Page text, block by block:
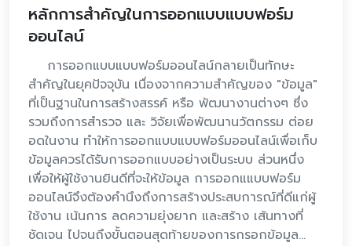
หลักการสำคัญในการออกแบบแบบฟอร์ม
ออนไลน์
การออกแบบแบบฟอร์มออนไลน์กลายเป็นทักษะ
สำคัญในยุคปัจจุบัน เนื่องจากความสำคัญของ "ข้อมูล"
ที่เป็นฐานในการสร้างสรรค์ หรือ พัฒนางานต่างๆ ซึ่ง
รวมถึงการสำรวจ และ วิจัยเพื่อพัฒนานวัตกรรม ต่อย
อดในงาน ทำให้การออกแบบแบบฟอร์มออนไลน์เพื่อเก็บ
ข้อมูลควรได้รับการออกแบบอย่างเป็นระบบ ส่วนหนึ่ง
เพื่อให้ผู้ใช้งานยินดีที่จะให้ข้อมูล การออกแแบบฟอร์ม
ออนไลน์จึงต้องคำนึงถึงการสร้างประสบการณ์ที่ดีแก่ผู้
ใช้งาน เน้นการ ลดความยุ่งยาก และสร้าง เส้นทางที่
ชัดเจน ไปจนถึงขั้นตอนสุดท้ายของการกรอกข้อมูล…